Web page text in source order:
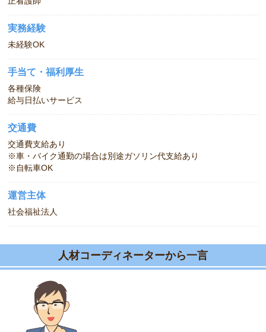
実務経験
未経験OK
手当て・福利厚生
各種保険
給与日払いサービス
交通費
交通費支給あり
※車・バイク通勤の場合は別途ガソリン代支給あり
※自転車OK
運営主体
社会福祉法人
人材コーディネーターから一言